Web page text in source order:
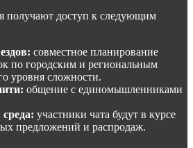
получают доступ к следующим
совместное планирование
по городским и региональным
уровня сложности.
общение с единомышленниками
участники чата будут в курсе
предложений и распродаж.